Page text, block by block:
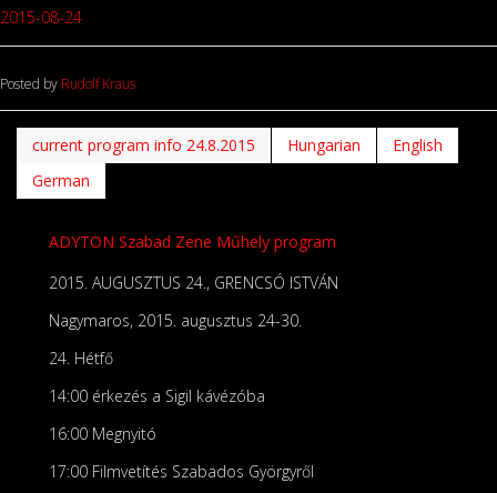
2015-08-24
Posted by Rudolf Kraus
current program info 24.8.2015 Hungarian
English
German
ADYTON Szabad Zene Műhely program
2015. AUGUSZTUS 24., GRENCSÓ ISTVÁN
Nagymaros, 2015. augusztus 24-30.
24. Hétfő
14:00 érkezés a Sigil kávézóba
16:00 Megnyitó
17:00 Filmvetítés Szabados Györgyről